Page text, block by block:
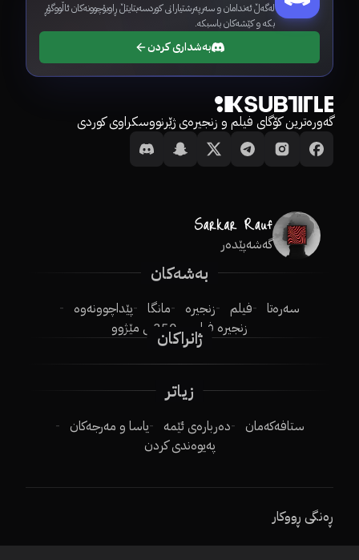
لەگەڵ ئەندامان و سەرپەرشتیارانی کوردسەبتایتڵ ڕاوبۆچوونەکان ئاڵووگۆڕ
بکە و کێشەکان باسبکە.
بەشداری کردن
گەورەترین کۆگای فیلم و زنجیرەی ژێرنووسکراوی کوردی
گەشەپێدەر
بەشەکان
سەرەتا فیلم زنجیرە مانگا
پێداچوونەوە
زنجیرە فیلم
250ـی مێژوو
ژانراکان
زیاتر
ستافەکەمان دەربارەی ئێمە
یاسا و مەرجەکان
پەیوەندی کردن
ڕەنگی ڕووکار